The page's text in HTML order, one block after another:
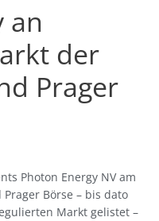
an
der
Prager
Photon Energy NV am
Börse – bis dato
Markt gelistet –